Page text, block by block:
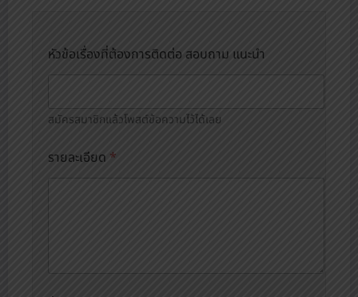
หัวข้อเรื่องที่ต้องการติดต่อ สอบถาม แนะนำ
สมัครสมาชิกแล้วโพสต์ข้อความไว้ได้เลย
รายละเอียด *